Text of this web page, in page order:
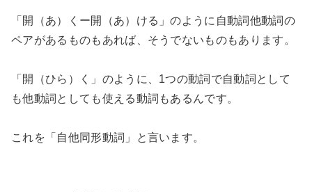
「開（あ）くー開（あ）ける」のように自動詞他動詞の
ペアがあるものもあれば、そうでないものもあります。
「開（ひら）く」のように、1つの動詞で自動詞として
も他動詞としても使える動詞もあるんです。
これを「自他同形動詞」と言います。